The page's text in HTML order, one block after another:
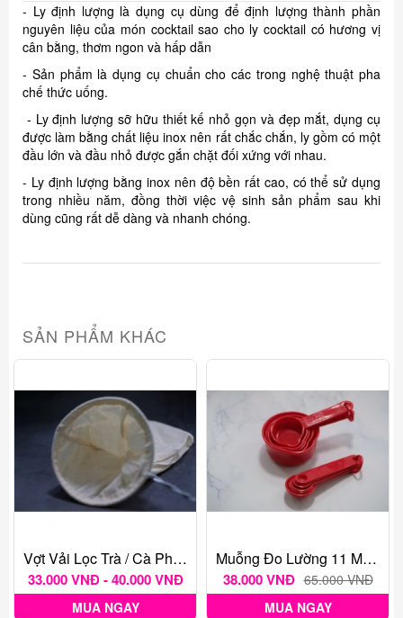
- Ly định lượng là dụng cụ dùng để định lượng thành phần
nguyên liệu của món cocktail sao cho ly cocktail có hương vị
cân bằng, thơm ngon và hấp dẫn
- Sản phẩm là dụng cụ chuẩn cho các trong nghệ thuật pha
chế thức uống.
- Ly định lượng sỡ hữu thiết kế nhỏ gọn và đẹp mắt, dụng cụ
được làm bằng chất liệu inox nên rất chắc chắn, ly gồm có một
đầu lớn và đầu nhỏ được gắn chặt đối xứng với nhau.
- Ly định lượng bằng inox nên độ bền rất cao, có thể sử dụng
trong nhiều năm, đồng thời việc vệ sinh sản phẩm sau khi
dùng cũng rất dễ dàng và nhanh chóng.
SẢN PHẨM KHÁC
Vợt Vải Lọc Trà / Cà Phê VN Nhiều Kích Thước
33.000 VNĐ - 40.000 VNĐ
MUA NGAY
Muỗng Đo Lường 11 Muỗng Tsp/cup
38.000 VNĐ 65.000 VNĐ
MUA NGAY